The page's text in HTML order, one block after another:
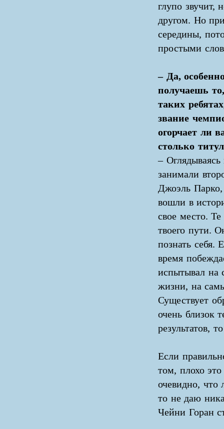
глупо звучит,
другом. Но
середины,
простыми
– Да,
получаешь
таких
звание
огорчает ли
столько
–
занимали
Джоэль
вошли в
свое место.
твоего пути.
познать себя.
время
испытывал на
жизни, на
Существует
очень близок
результатов,
Если
том, плохо
очевидно, что
то не даю
Чейни Горан